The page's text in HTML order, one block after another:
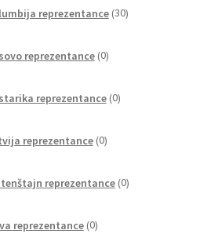
reprezentance 30izdelkov
reprezentance 0izdelkov
reprezentance 0izdelkov
reprezentance 0izdelkov
reprezentance 0izdelkov
reprezentance 0izdelkov